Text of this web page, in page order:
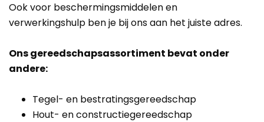
Ook voor beschermingsmiddelen en
verwerkingshulp ben je bij ons aan het juiste adres.
Ons gereedschapsassortiment bevat onder
andere:
Tegel- en bestratingsgereedschap
Hout- en constructiegereedschap